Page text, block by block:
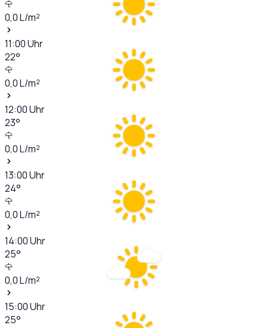
0,0L/m²
11:00Uhr
22°
0,0L/m²
12:00Uhr
23°
0,0L/m²
13:00Uhr
24°
0,0L/m²
14:00Uhr
25°
0,0L/m²
15:00Uhr
25°